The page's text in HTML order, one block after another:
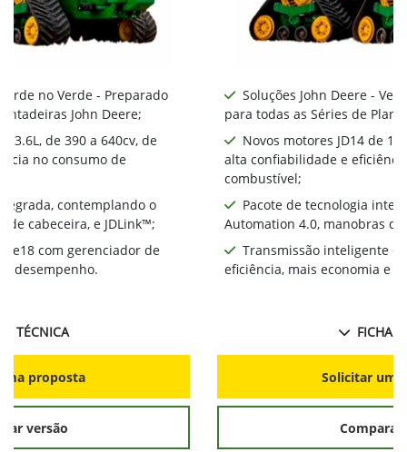
no Verde - Preparado
John Deere;
13.6L, de 390 a 640cv, de
no consumo de
contemplando o
de cabeceira, e JDLink™;
e18 com gerenciador de
desempenho.
TÉCNICA
proposta
versão
Soluções John Deere -
para todas as Séries de
Novos motores JD14 de
alta confiabilidade e
combustível;
Pacote de tecnologia
Automation 4.0, manobras
Transmissão inteligente
eficiência, mais economia e
FICHA
Solicitar
Comparar